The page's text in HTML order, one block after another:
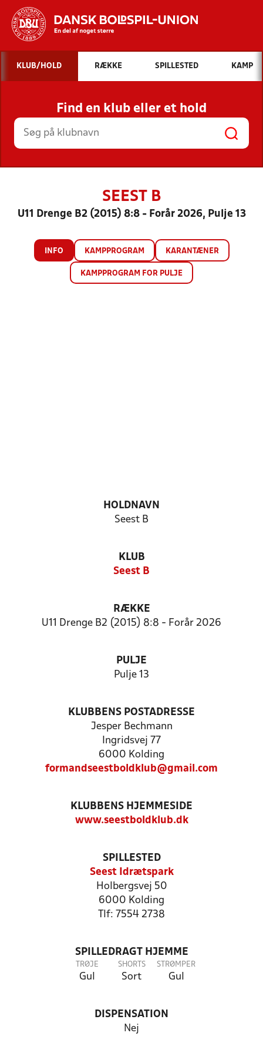
Hvad vil du søge efter?
INDHOLD OG NYHEDER
STILLINGER, RESULTATER, KLUBBER OG
HOLD
KLUB/HOLD RÆKKE SPILLESTED KAMP
Find en klub eller et hold
SEEST B
U11 Drenge B2 (2015) 8:8 - Forår 2026, Pulje 13
INFO KAMPPROGRAM KARANTÆNER
KAMPPROGRAM FOR PULJE
HOLDNAVN
Seest B
KLUB
Seest B
RÆKKE
U11 Drenge B2 (2015) 8:8 - Forår 2026
PULJE
Pulje 13
KLUBBENS POSTADRESSE
Jesper Bechmann
Ingridsvej 77
6000 Kolding
formandseestboldklub@gmail.com
KLUBBENS HJEMMESIDE
www.seestboldklub.dk
SPILLESTED
Seest Idrætspark
Holbergsvej 50
6000 Kolding
Tlf: 7554 2738
SPILLEDRAGT HJEMME
TRØJE
Gul
SHORTS
Sort
STRØMPER
Gul
DISPENSATION
Nej